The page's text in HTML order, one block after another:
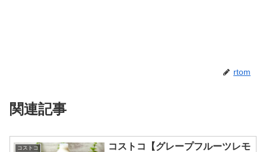
rtom
関連記事
コストコ
コストコ【グレープフルーツレモ